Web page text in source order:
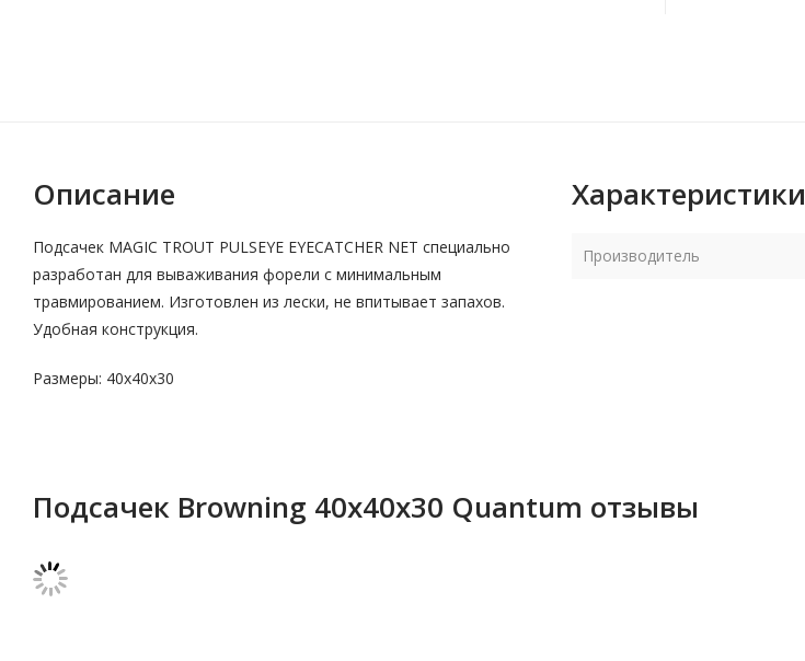
Описание
Подсачек MAGIC TROUT PULSEYE EYECATCHER NET специально
разработан для вываживания форели с минимальным
травмированием. Изготовлен из лески, не впитывает запахов.
Удобная конструкция.
Размеры: 40х40х30
Характеристики
Производитель
Подсачек Browning 40х40х30 Quantum отзывы